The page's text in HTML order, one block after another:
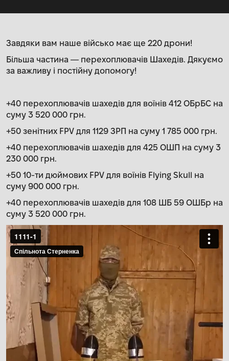
Завдяки вам наше військо має ще 220 дрони!
Більша частина — перехоплювачів Шахедів. Дякуємо
за важливу і постійну допомогу!
+40 перехоплювачів шахедів для воїнів 412 ОБрБС на
суму 3 520 000 грн.
+50 зенітних FPV для 1129 ЗРП на суму 1 785 000 грн.
+40 перехоплювачів шахедів для 425 ОШП на суму 3
230 000 грн.
+50 10-ти дюймових FPV для воїнів Flying Skull на
суму 900 000 грн.
+40 перехоплювачів шахедів для 108 ШБ 59 ОШБр на
суму 3 520 000 грн.